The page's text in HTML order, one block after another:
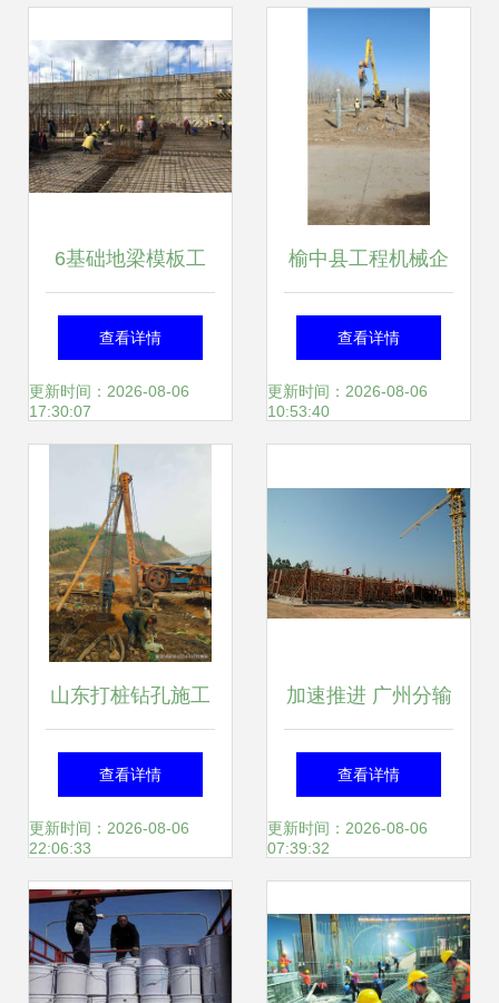
6基础地梁模板工
程量计算
查看详情
更新时间：2026-08-06
17:30:07
榆中县工程机械企
业黄页——助力工
程施工行业高效发
查看详情
更新时间：2026-08-06
10:53:40
山东打桩钻孔施工
队 专业桩基施工与
基础工程服务详解
查看详情
更新时间：2026-08-06
22:06:33
加速推进 广州分输
压气站进入施工冲
刺阶段
查看详情
更新时间：2026-08-06
07:39:32